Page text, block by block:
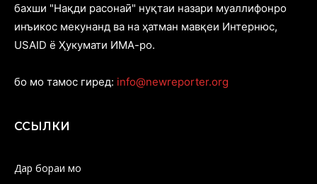
бахши "Нақди расонаӣ" нуқтаи назари муаллифонро
инъикос мекунанд ва на ҳатман мавқеи Интернюс,
USAID ё Ҳукумати ИМА-ро.
бо мо тамос гиред: info@newreporter.org
ССЫЛКИ
Дар бораи мо